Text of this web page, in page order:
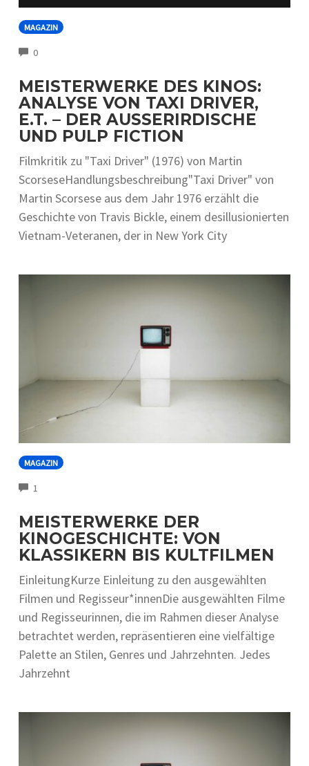
MAGAZIN
0COMMENTS
MEISTERWERKE DES KINOS:
ANALYSE VON TAXI DRIVER,
E.T. – DER AUSSERIRDISCHE U
ND PULP FICTION
Filmkritik zu "Taxi Driver" (1976) von Martin
ScorseseHandlungsbeschreibung"Taxi Driver" von
Martin Scorsese aus dem Jahr 1976 erzählt die
Geschichte von Travis Bickle, einem desillusionierten
Vietnam-Veteranen, der in New York City
MAGAZIN
1
MEISTERWERKE DER
KINOGESCHICHTE: VON
KLASSIKERN BIS KULTFILMEN
EinleitungKurze Einleitung zu den ausgewählten
Filmen und Regisseur*innenDie ausgewählten Filme
und Regisseurinnen, die im Rahmen dieser Analyse
betrachtet werden, repräsentieren eine vielfältige
Palette an Stilen, Genres und Jahrzehnten. Jedes
Jahrzehnt